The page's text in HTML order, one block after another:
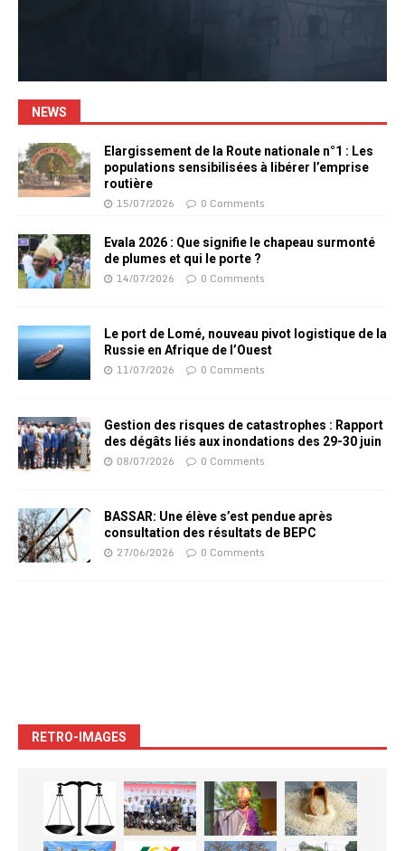
NEWS
Elargissement de la Route nationale n°1 : Les
populations sensibilisées à libérer l’emprise
routière
15/07/2026 0 Comments
Evala 2026 : Que signifie le chapeau surmonté
de plumes et qui le porte ?
14/07/2026 0 Comments
Le port de Lomé, nouveau pivot logistique de la
Russie en Afrique de l’Ouest
11/07/2026 0 Comments
Gestion des risques de catastrophes : Rapport
des dégâts liés aux inondations des 29-30 juin
08/07/2026 0 Comments
BASSAR: Une élève s’est pendue après
consultation des résultats de BEPC
27/06/2026 0 Comments
RETRO-IMAGES